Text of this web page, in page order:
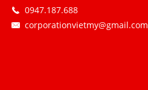
0947.187.688
corporationvietmy@gmail.com